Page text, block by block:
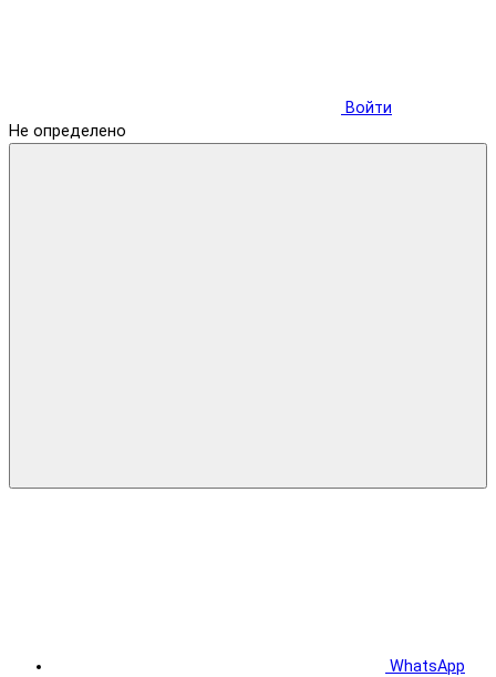
Войти
Не определено
WhatsApp